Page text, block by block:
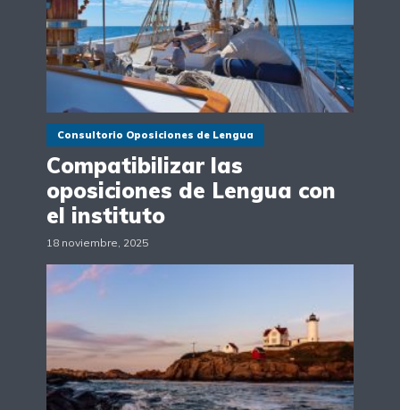
Consultorio Oposiciones de Lengua
Compatibilizar las
oposiciones de Lengua con
el instituto
18 noviembre, 2025